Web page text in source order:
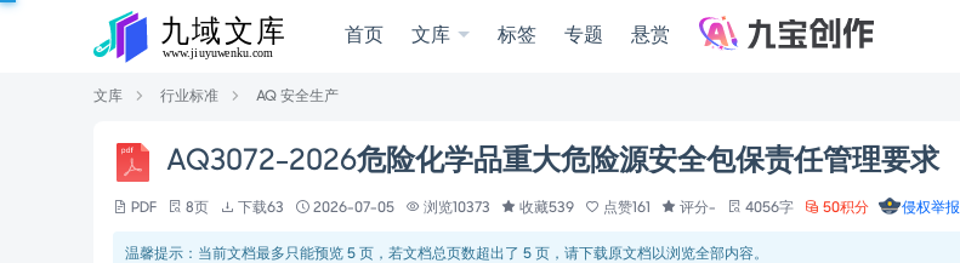
首页 文库 标签 专题 悬赏
文库 行业标准 AQ 安全生产
AQ3072-2026危险化学品重大危险源安全包保责任管理要求
PDF 8页 下载63 2026-07-05 浏览10373 收藏539 点赞161 评分- 4056字 50积分 侵权举报
温馨提示：当前文档最多只能预览 5 页，若文档总页数超出了 5 页，请下载原文档以浏览全部内容。